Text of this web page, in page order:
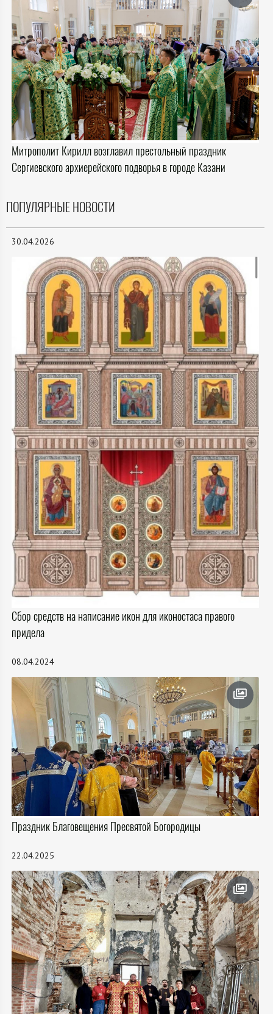
Митрополит Кирилл возглавил престольный праздник
Сергиевского архиерейского подворья в городе Казани
ПОПУЛЯРНЫЕ НОВОСТИ
30.04.2026
Сбор средств на написание икон для иконостаса правого
придела
08.04.2024
Праздник Благовещения Пресвятой Богородицы
22.04.2025